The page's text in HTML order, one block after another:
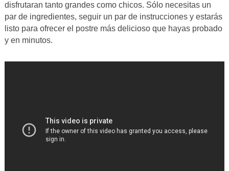
disfrutaran tanto grandes como chicos. Sólo necesitas un
par de ingredientes, seguir un par de instrucciones y estarás
listo para ofrecer el postre más delicioso que hayas probado
y en minutos.